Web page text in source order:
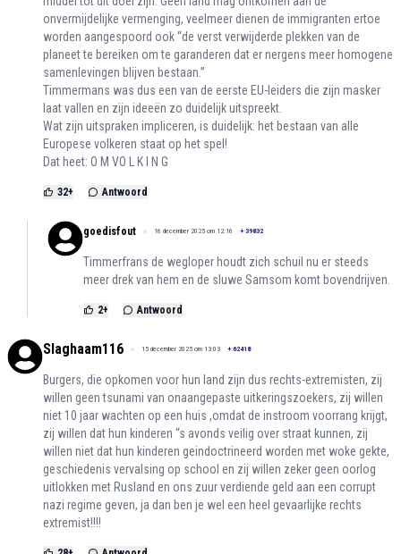
onvermijdelijke vermenging, veelmeer dienen de immigranten ertoe
worden aangespoord ook “de verst verwijderde plekken van de
planeet te bereiken om te garanderen dat er nergens meer homogene
samenlevingen blijven bestaan.”
Timmermans was dus een van de eerste EU-leiders die zijn masker
laat vallen en zijn ideeën zo duidelijk uitspreekt.
Wat zijn uitspraken impliceren, is duidelijk: het bestaan van alle
Europese volkeren staat op het spel!
Dat heet: O M VO L K I N G
32+ Antwoord
goedisfout 16 december 2025 om 12:16 + 39832
Timmerfrans de wegloper houdt zich schuil nu er steeds
meer drek van hem en de sluwe Samsom komt bovendrijven.
2+ Antwoord
Slaghaam116 15 december 2025 om 13:03 + 62418
Burgers, die opkomen voor hun land zijn dus rechts-extremisten, zij
willen geen tsunami van onaangepaste uitkeringszoekers, zij willen
niet 10 jaar wachten op een huis ,omdat de instroom voorrang krijgt,
zij willen dat hun kinderen ‘‘s avonds veilig over straat kunnen, zij
willen niet dat hun kinderen geindoctrineerd worden met woke gekte,
geschiedenis vervalsing op school en zij willen zeker geen oorlog
uitlokken met Rusland en ons zuur verdiende geld aan een corrupt
nazi regime geven, ja dan ben je wel een heel gevaarlijke rechts
extremist!!!!